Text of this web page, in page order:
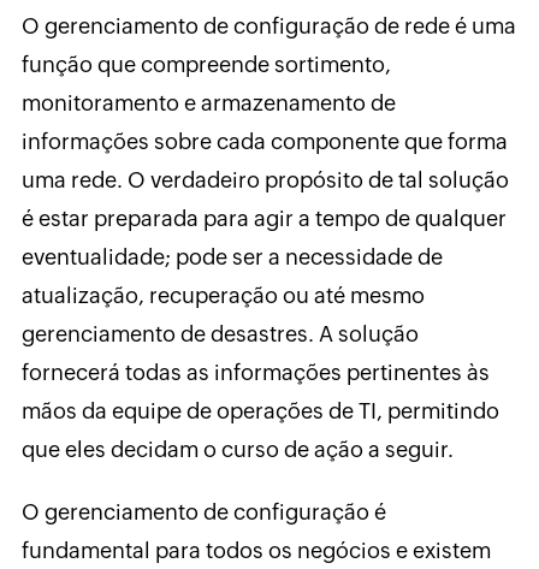
O gerenciamento de configuração de rede é uma
função que compreende sortimento,
monitoramento e armazenamento de
informações sobre cada componente que forma
uma rede. O verdadeiro propósito de tal solução
é estar preparada para agir a tempo de qualquer
eventualidade; pode ser a necessidade de
atualização, recuperação ou até mesmo
gerenciamento de desastres. A solução
fornecerá todas as informações pertinentes às
mãos da equipe de operações de TI, permitindo
que eles decidam o curso de ação a seguir.
O gerenciamento de configuração é
fundamental para todos os negócios e existem